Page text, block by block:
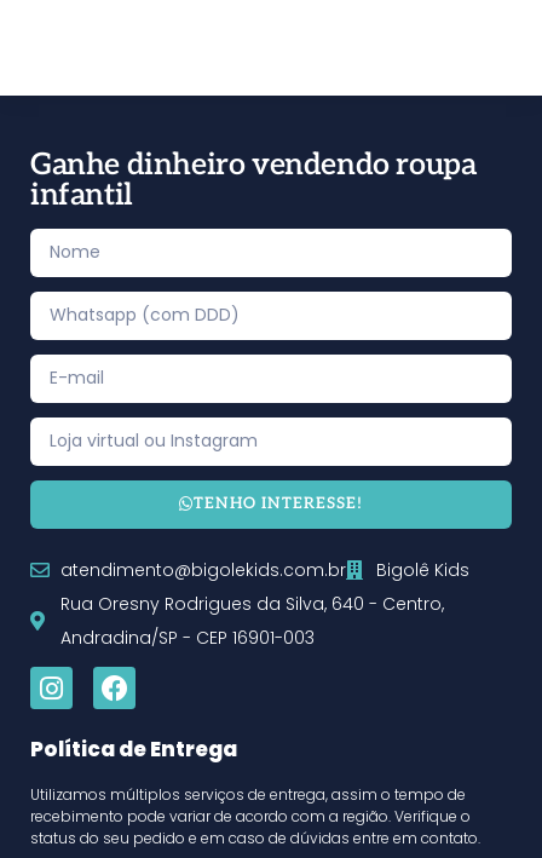
Ganhe dinheiro vendendo roupa
infantil
TENHO INTERESSE!
atendimento@bigolekids.com.br
Bigolê Kids
Rua Oresny Rodrigues da Silva, 640 - Centro,
Andradina/SP - CEP 16901-003
Política de Entrega
Utilizamos múltiplos serviços de entrega, assim o tempo de
recebimento pode variar de acordo com a região. Verifique o
status do seu pedido e em caso de dúvidas entre em contato.